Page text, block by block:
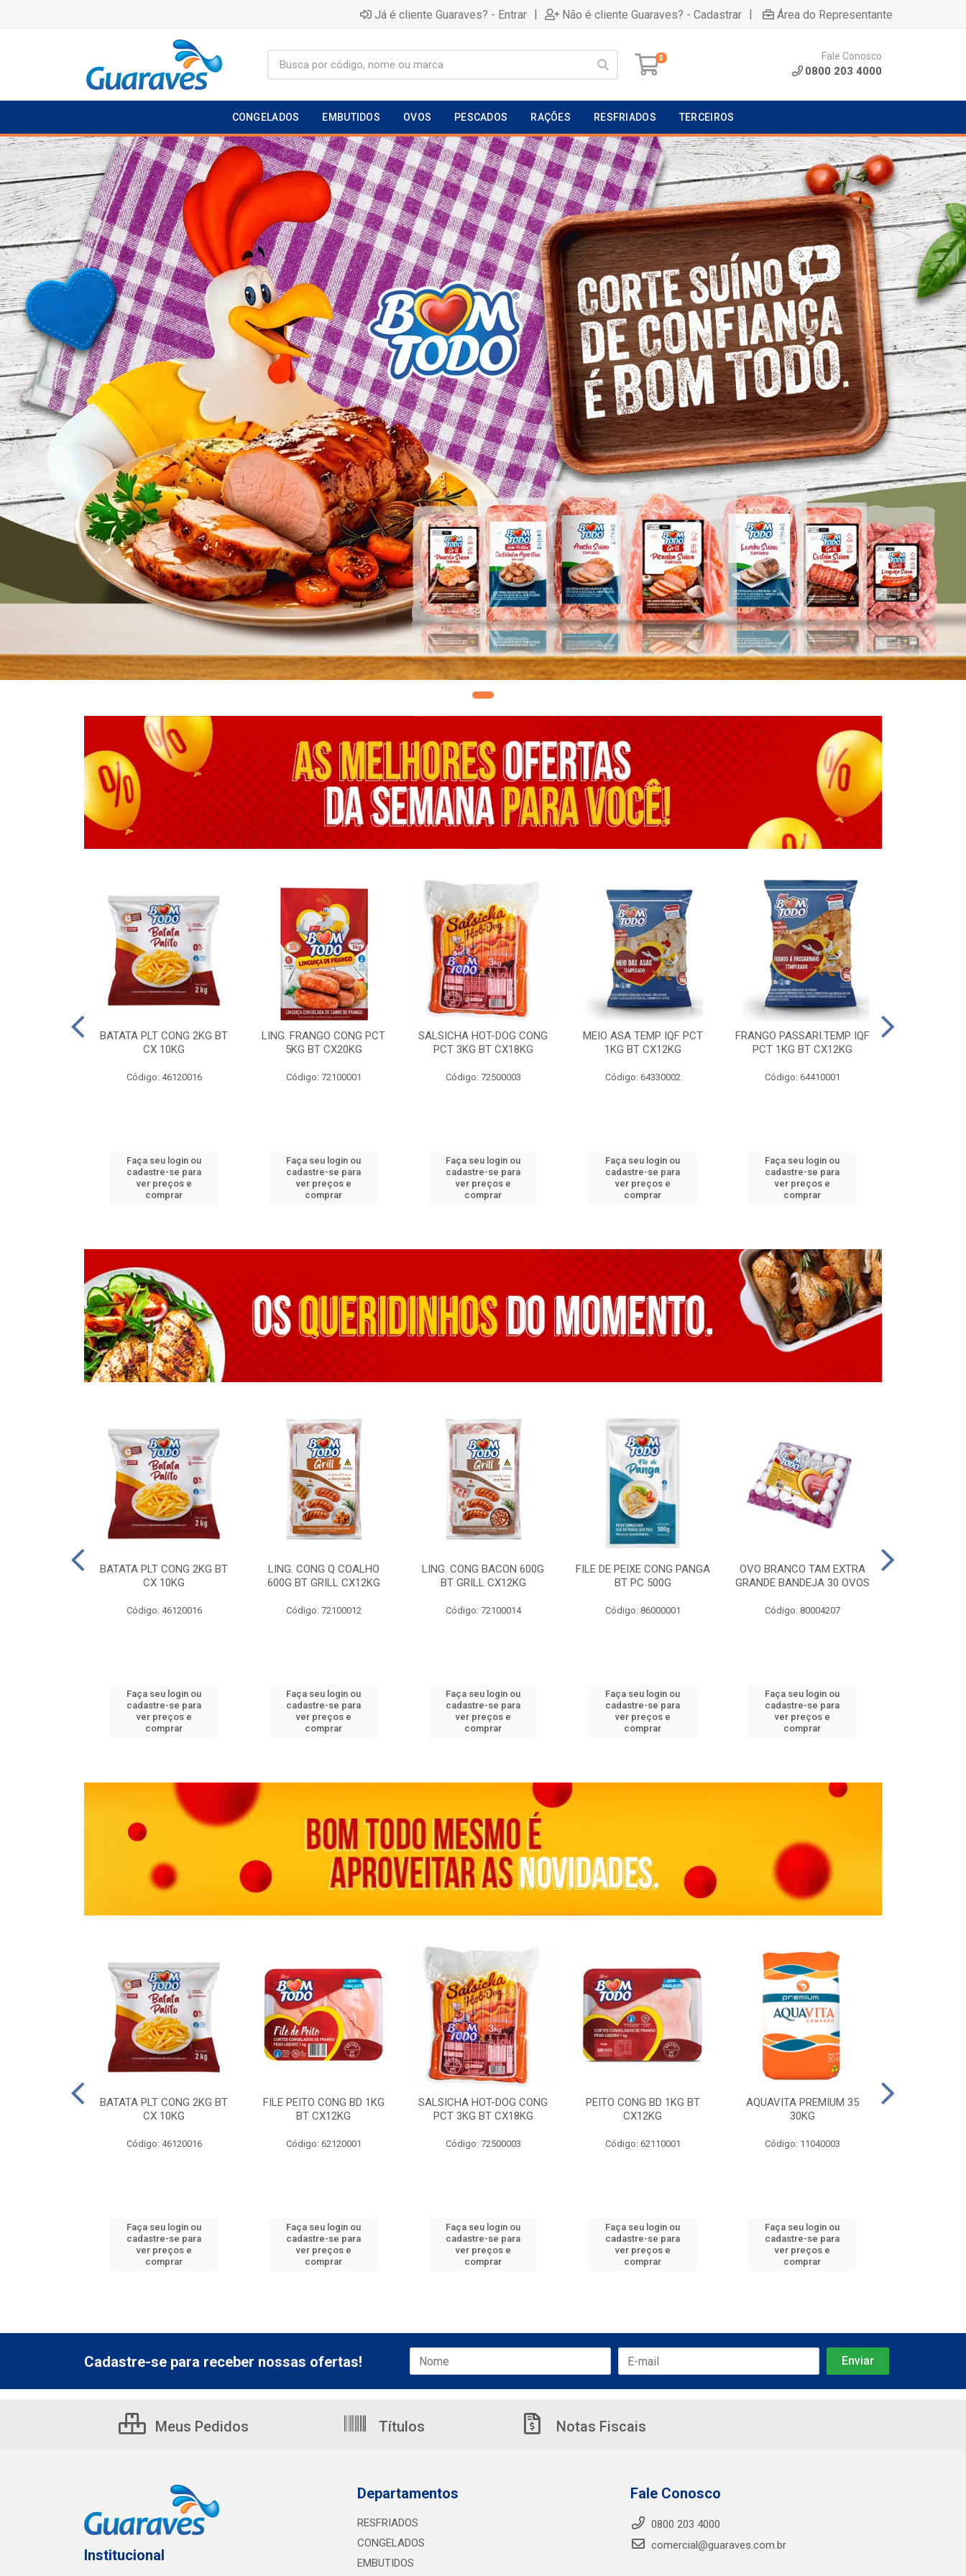
Já é cliente Guaraves? - Entrar | Não é cliente Guaraves? - Cadastrar | Área do Representante
0 Fale Conosco
0800 203 4000
CONGELADOS EMBUTIDOS OVOS PESCADOS RAÇÕES RESFRIADOS TERCEIROS
BATATA PLT CONG 2KG BT
CX 10KG
Código: 46120016
Faça seu login ou
cadastre-se para
ver preços e
comprar
LING. FRANGO CONG PCT
5KG BT CX20KG
Código: 72100001
Faça seu login ou
cadastre-se para
ver preços e
comprar
SALSICHA HOT-DOG CONG
PCT 3KG BT CX18KG
Código: 72500003
Faça seu login ou
cadastre-se para
ver preços e
comprar
MEIO ASA TEMP IQF PCT
1KG BT CX12KG
Código: 64330002
Faça seu login ou
cadastre-se para
ver preços e
comprar
FRANGO PASSARI.TEMP IQF
PCT 1KG BT CX12KG
Código: 64410001
Faça seu login ou
cadastre-se para
ver preços e
comprar
BATATA PLT CONG 2KG BT
CX 10KG
Código: 46120016
Faça seu login ou
cadastre-se para
ver preços e
comprar
LING. CONG Q COALHO
600G BT GRILL CX12KG
Código: 72100012
Faça seu login ou
cadastre-se para
ver preços e
comprar
LING. CONG BACON 600G
BT GRILL CX12KG
Código: 72100014
Faça seu login ou
cadastre-se para
ver preços e
comprar
FILE DE PEIXE CONG PANGA
BT PC 500G
Código: 86000001
Faça seu login ou
cadastre-se para
ver preços e
comprar
OVO BRANCO TAM EXTRA
GRANDE BANDEJA 30 OVOS
Código: 80004207
Faça seu login ou
cadastre-se para
ver preços e
comprar
BATATA PLT CONG 2KG BT
CX 10KG
Código: 46120016
Faça seu login ou
cadastre-se para
ver preços e
comprar
FILE PEITO CONG BD 1KG
BT CX12KG
Código: 62120001
Faça seu login ou
cadastre-se para
ver preços e
comprar
SALSICHA HOT-DOG CONG
PCT 3KG BT CX18KG
Código: 72500003
Faça seu login ou
cadastre-se para
ver preços e
comprar
PEITO CONG BD 1KG BT
CX12KG
Código: 62110001
Faça seu login ou
cadastre-se para
ver preços e
comprar
AQUAVITA PREMIUM 35
30KG
Código: 11040003
Faça seu login ou
cadastre-se para
ver preços e
comprar
Cadastre-se para receber nossas ofertas!
Meus Pedidos Títulos Notas Fiscais
Institucional
Departamentos
RESFRIADOS
CONGELADOS
EMBUTIDOS
Fale Conosco
0800 203 4000
comercial@guaraves.com.br